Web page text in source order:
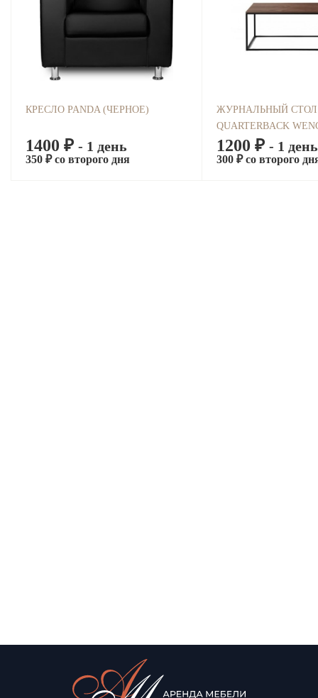
КРЕСЛО PANDA (ЧЕРНОЕ)
1400 ₽ - 1 день
350 ₽ со второго дня
ЖУРНАЛЬНЫЙ СТОЛ
QUARTERBACK
1200 ₽ - 1 день
300 ₽ со второго